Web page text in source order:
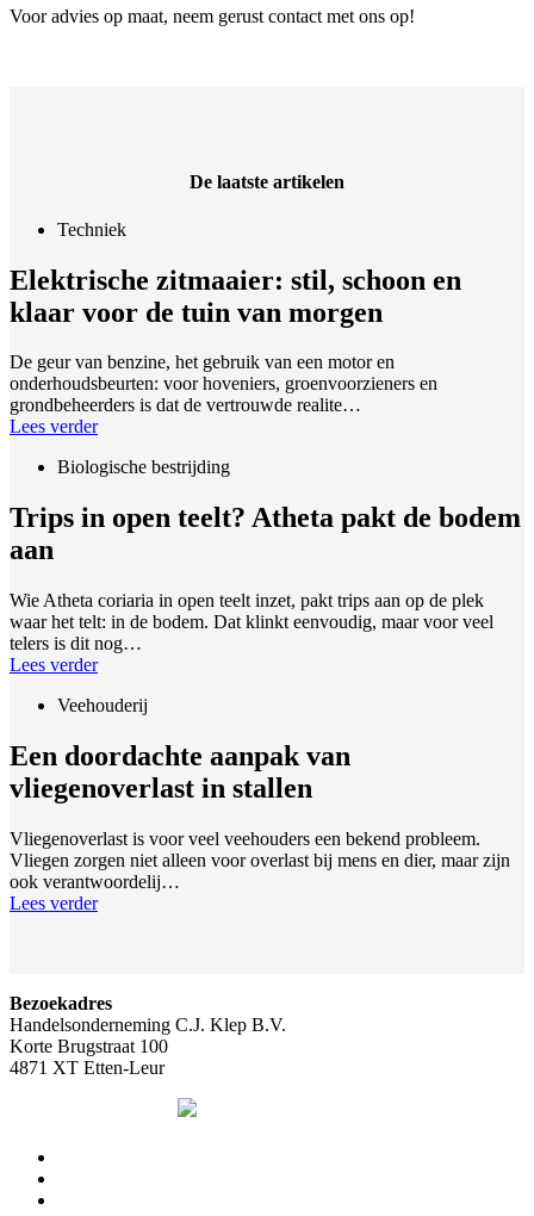
Voor advies op maat, neem gerust contact met ons op!
De laatste artikelen
Techniek
Elektrische zitmaaier: stil, schoon en
klaar voor de tuin van morgen
De geur van benzine, het gebruik van een motor en
onderhoudsbeurten: voor hoveniers, groenvoorzieners en
grondbeheerders is dat de vertrouwde realite…
Lees verder
Biologische bestrijding
Trips in open teelt? Atheta pakt de bodem
aan
Wie Atheta coriaria in open teelt inzet, pakt trips aan op de plek
waar het telt: in de bodem. Dat klinkt eenvoudig, maar voor veel
telers is dit nog…
Lees verder
Veehouderij
Een doordachte aanpak van
vliegenoverlast in stallen
Vliegenoverlast is voor veel veehouders een bekend probleem.
Vliegen zorgen niet alleen voor overlast bij mens en dier, maar zijn
ook verantwoordelij…
Lees verder
Bezoekadres
Handelsonderneming C.J. Klep B.V.
Korte Brugstraat 100
4871 XT Etten-Leur